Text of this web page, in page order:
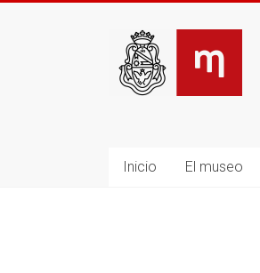
Inicio El museo